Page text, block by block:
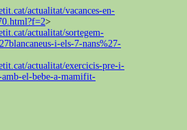
actualitat/vacances-en-
>
actualitat/sortegem-
i-els-7-nans%27-
actualitat/exercicis-pre-i-
el-bebe-a-mamifit-